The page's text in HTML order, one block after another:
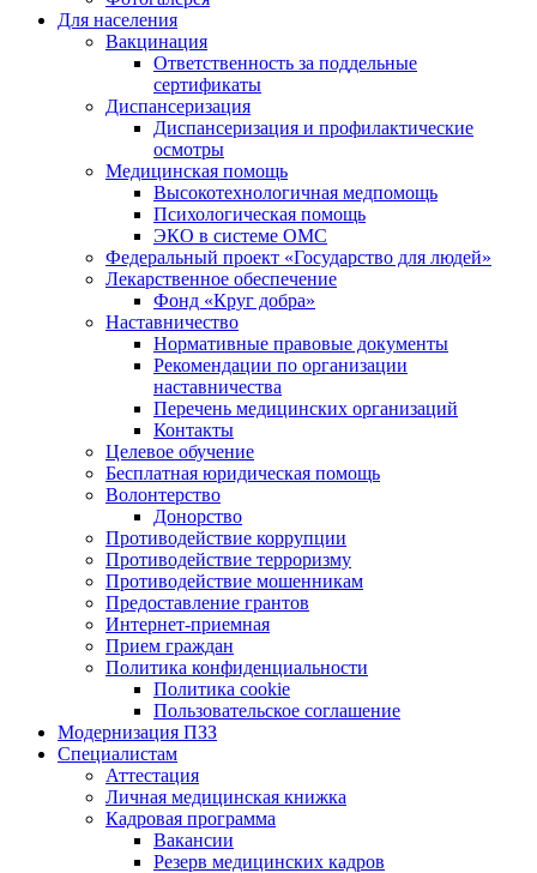
Для населения
Вакцинация
Ответственность за поддельные
сертификаты
Диспансеризация
Диспансеризация и профилактические
осмотры
Медицинская помощь
Высокотехнологичная медпомощь
Психологическая помощь
ЭКО в системе ОМС
Федеральный проект «Государство для людей»
Лекарственное обеспечение
Фонд «Круг добра»
Наставничество
Нормативные правовые документы
Рекомендации по организации
наставничества
Перечень медицинских организаций
Контакты
Целевое обучение
Бесплатная юридическая помощь
Волонтерство
Донорство
Противодействие коррупции
Противодействие терроризму
Противодействие мошенникам
Предоставление грантов
Интернет-приемная
Прием граждан
Политика конфиденциальности
Политика cookie
Пользовательское соглашение
Модернизация ПЗЗ
Специалистам
Аттестация
Личная медицинская книжка
Кадровая программа
Вакансии
Резерв медицинских кадров